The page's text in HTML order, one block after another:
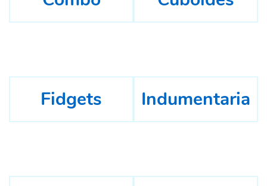
Fidgets Indumentaria